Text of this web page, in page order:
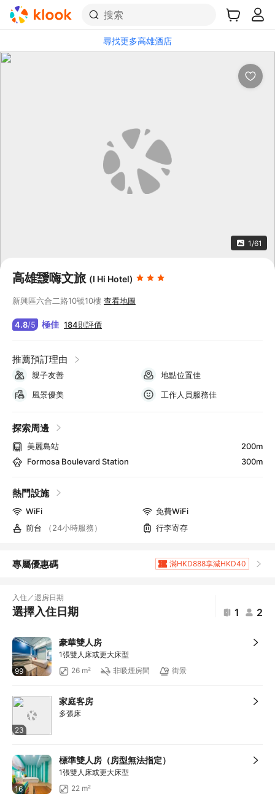
搜索
尋找更多高雄酒店
1/61
高雄靉嗨文旅 (I Hi Hotel)
新興區六合二路10號10樓 查看地圖
4.8/5 極佳 184則評價
推薦預訂理由
親子友善
地點位置佳
風景優美
工作人員服務佳
探索周邊
美麗島站
200m
Formosa Boulevard Station
300m
熱門設施
WiFi
免費WiFi
前台
（24小時服務） 行李寄存
專屬優惠碼
滿HKD888享減HKD40
滿HKD800享減HKD50
滿HKD1,800享減HKD200
入住／退房日期
選擇入住日期 1 2
99
豪華雙人房
1張雙人床或更大床型
26 m²
非吸煙房間 街景
23
家庭客房
多張床
16
標準雙人房（房型無法指定）
1張雙人床或更大床型
22 m²